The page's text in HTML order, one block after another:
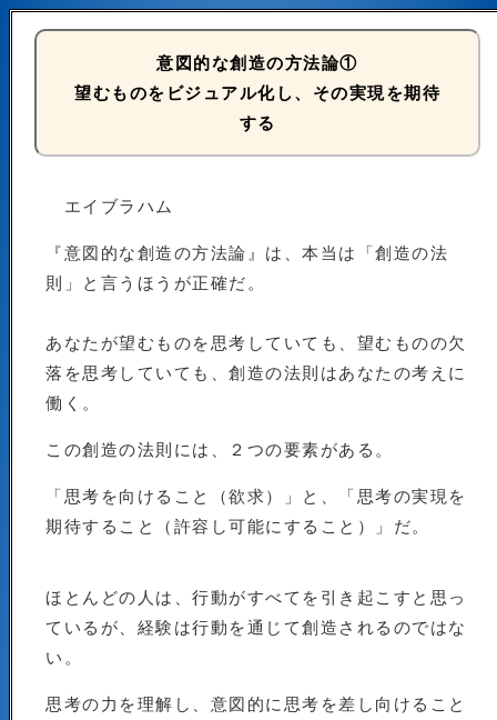
意図的な創造の方法論①
望むものをビジュアル化し、その実現を期待
する
エイブラハム
『意図的な創造の方法論』は、本当は「創造の法
則」と言うほうが正確だ。
あなたが望むものを思考していても、望むものの欠
落を思考していても、創造の法則はあなたの考えに
働く。
この創造の法則には、２つの要素がある。
「思考を向けること（欲求）」と、「思考の実現を
期待すること（許容し可能にすること）」だ。
ほとんどの人は、行動がすべてを引き起こすと思っ
ているが、経験は行動を通じて創造されるのではな
い。
思考の力を理解し、意図的に思考を差し向けること